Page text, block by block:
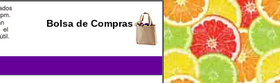
Bolsa de Compras